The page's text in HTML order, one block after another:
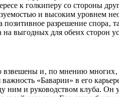
к голкиперу со стороны
и высоким уровнем
разрешение спора‚
выгодных для обеих сторон
и‚ по мнению
«Баварии» в его
ним и руководством клуба.